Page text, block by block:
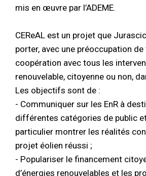
mis en œuvre par l’ADEME.
CEReAL est un projet que
porter, avec une préoccupation de
coopération avec tous les
renouvelable, citoyenne ou non,
Les objectifs sont de :
- Communiquer sur les EnR à
différentes catégories de public
particulier montrer les réalités
projet éolien réussi ;
- Populariser le financement
d’énergies renouvelables et les